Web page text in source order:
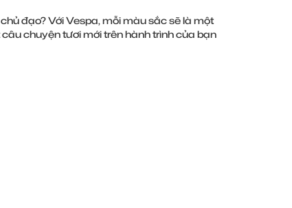
đạo? Với Vespa, mỗi màu sắc sẽ là một
chuyện tươi mới trên hành trình của bạn